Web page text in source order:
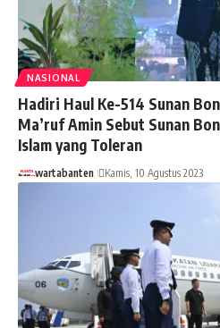
NASIONAL
Hadiri Haul Ke-514 Sunan
Ma’ruf Amin Sebut Sunan
Islam yang Toleran
wartabanten Kamis, 10 Agustus 2023